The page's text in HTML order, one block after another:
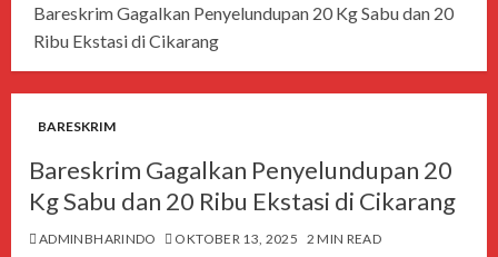
Bareskrim Gagalkan Penyelundupan 20 Kg Sabu dan 20
Ribu Ekstasi di Cikarang
BARESKRIM
Bareskrim Gagalkan Penyelundupan 20
Kg Sabu dan 20 Ribu Ekstasi di Cikarang
ADMINBHARINDO OKTOBER 13, 2025 2 MIN READ